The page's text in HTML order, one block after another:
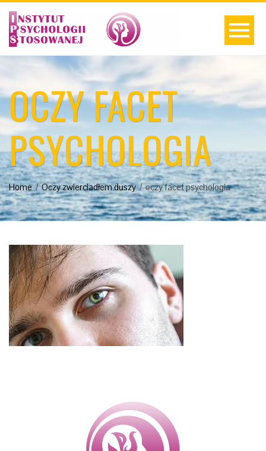
OCZY FACET
PSYCHOLOGIA
Home Oczy zwierciadłem duszy oczy facet psychologia